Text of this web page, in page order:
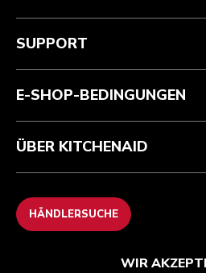
Kundenservice
Garantie und Dokumente
Kontaktieren Sie uns.
Teilnahmebedingungen
Rückgaben und Erstattungen
Impressum
ODR
Die Marke
Händlersuche
SUPPORT
E-SHOP-BEDINGUNGEN
ÜBER KITCHENAID
HÄNDLERSUCHE
WIR